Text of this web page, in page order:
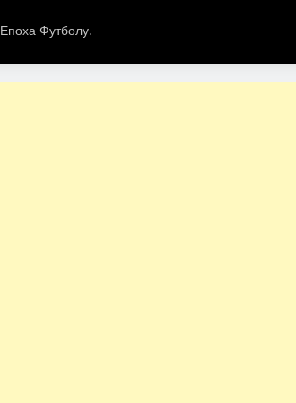
Епоха Футболу.